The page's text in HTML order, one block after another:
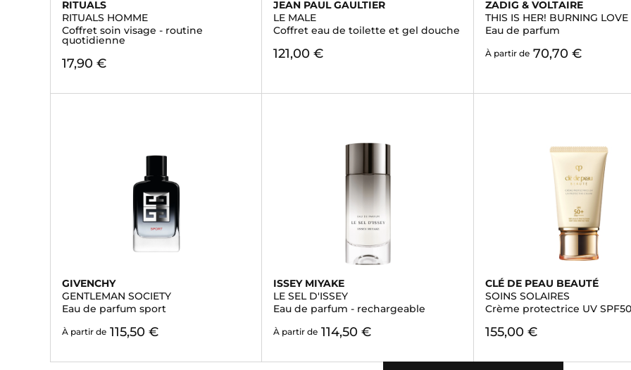
RITUALS
RITUALS HOMME
Coffret soin visage - routine
quotidienne
17,90 €
JEAN PAUL GAULTIER
LE MALE
Coffret eau de toilette et gel douche
121,00 €
ZADIG & VOLTAIRE
THIS IS HER! BURNING LOVE
Eau de parfum
À partir de 70,70 €
GIVENCHY
GENTLEMAN SOCIETY
Eau de parfum sport
À partir de 115,50 €
ISSEY MIYAKE
LE SEL D'ISSEY
Eau de parfum - rechargeable
À partir de 114,50 €
CLÉ DE PEAU BEAUTÉ
SOINS SOLAIRES
Crème protectrice UV
155,00 €